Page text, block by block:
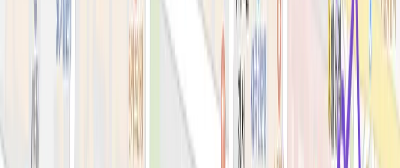
시술&가격